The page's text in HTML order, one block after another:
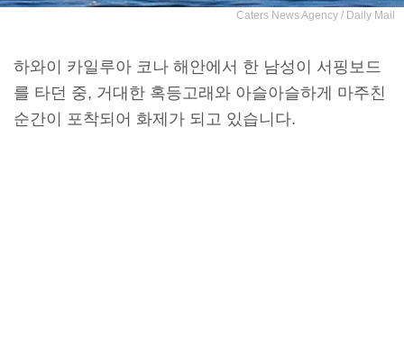
Caters News Agency / Daily Mail
하와이 카일루아 코나 해안에서 한 남성이 서핑보드
를 타던 중, 거대한 혹등고래와 아슬아슬하게 마주친
순간이 포착되어 화제가 되고 있습니다.